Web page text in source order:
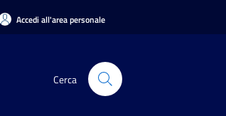
Accedi all'area personale
Cerca